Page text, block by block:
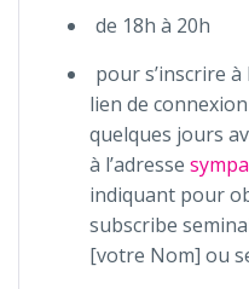
de 18h à 20h
pour s’inscrire
lien de
quelques jours
à l’adresse
indiquant pour
subscribe
[votre Nom] ou